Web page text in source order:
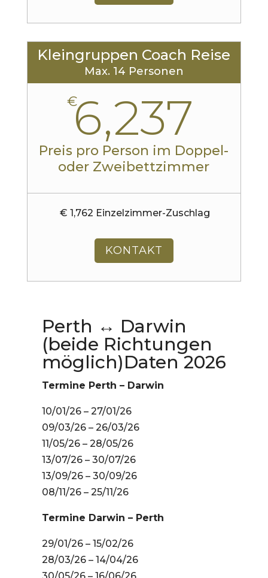
Kleingruppen Coach Reise
Max. 14 Personen
€6,237
Preis pro Person im Doppel-
oder Zweibettzimmer
€ 1,762 Einzelzimmer-Zuschlag
KONTAKT
Perth ↔ Darwin
(beide Richtungen
möglich)Daten 2026
Termine Perth – Darwin
10/01/26 – 27/01/26
09/03/26 – 26/03/26
11/05/26 – 28/05/26
13/07/26 – 30/07/26
13/09/26 – 30/09/26
08/11/26 – 25/11/26
Termine Darwin – Perth
29/01/26 – 15/02/26
28/03/26 – 14/04/26
30/05/26 – 16/06/26